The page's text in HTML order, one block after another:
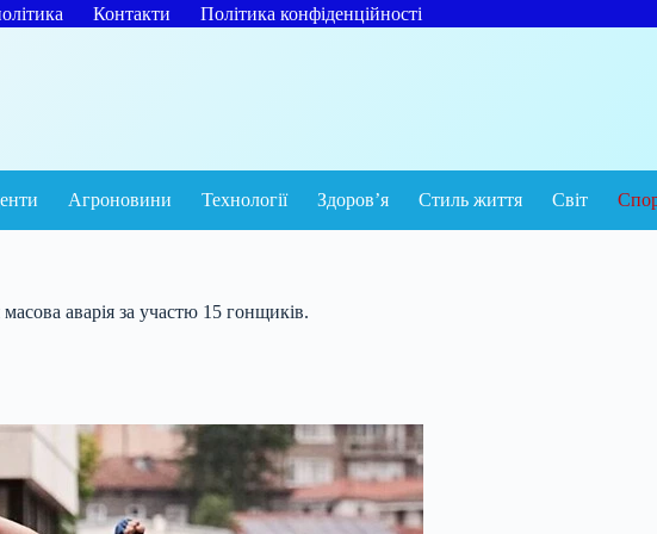
Контакти Політика конфіденційності
Агроновини Технології Здоров’я Стиль життя Світ
аварія за участю 15 гонщиків.